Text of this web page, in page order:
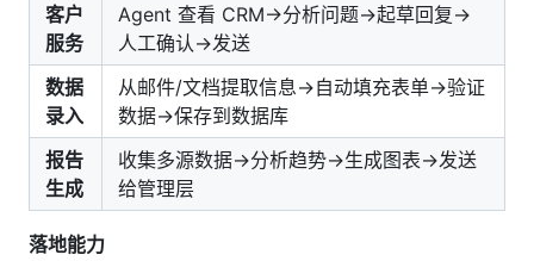
客户
服务
Agent 查看 CRM→分析问题→起草回复→
人工确认→发送
数据
录入
从邮件/文档提取信息→自动填充表单→验证
数据→保存到数据库
报告
生成
收集多源数据→分析趋势→生成图表→发送
给管理层
落地能力